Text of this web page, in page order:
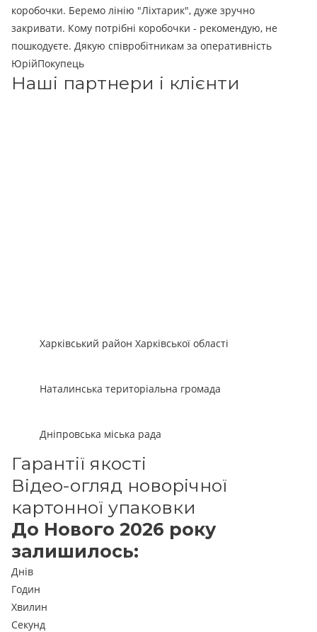
коробочки. Беремо лінію "Ліхтарик", дуже зручно
закривати. Кому потрібні коробочки - рекомендую, не
пошкодуєте. Дякую співробітникам за оперативність
ЮрійПокупець
Наші партнери і клієнти
Харківський район Харківської області
Наталинська територіальна громада
Дніпровська міська рада
Гарантії якості
Відео-огляд новорічної
картонної упаковки
До Нового 2026 року
залишилось:
Днів
Годин
Хвилин
Секунд